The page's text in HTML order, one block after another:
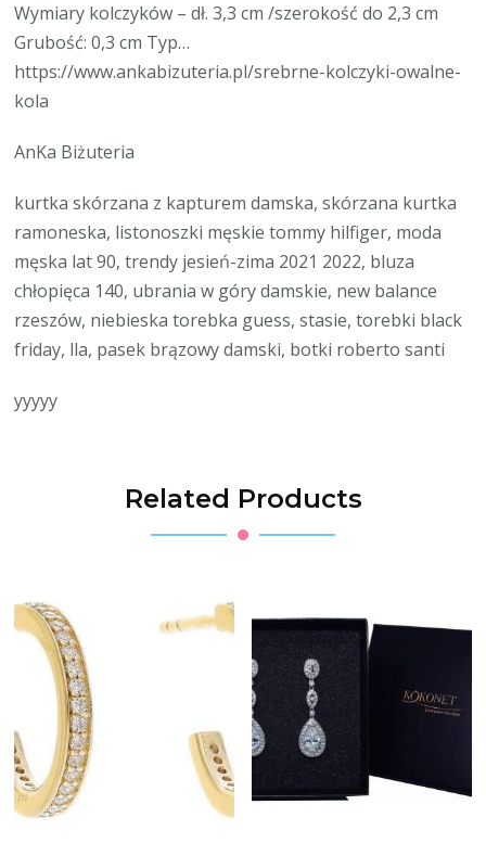
Wymiary kolczyków – dł. 3,3 cm /szerokość do 2,3 cm
Grubość: 0,3 cm Typ…
https://www.ankabizuteria.pl/srebrne-kolczyki-owalne-
kola
AnKa Biżuteria
kurtka skórzana z kapturem damska, skórzana kurtka
ramoneska, listonoszki męskie tommy hilfiger, moda
męska lat 90, trendy jesień-zima 2021 2022, bluza
chłopięca 140, ubrania w góry damskie, new balance
rzeszów, niebieska torebka guess, stasie, torebki black
friday, lla, pasek brązowy damski, botki roberto santi
yyyyy
Related Products